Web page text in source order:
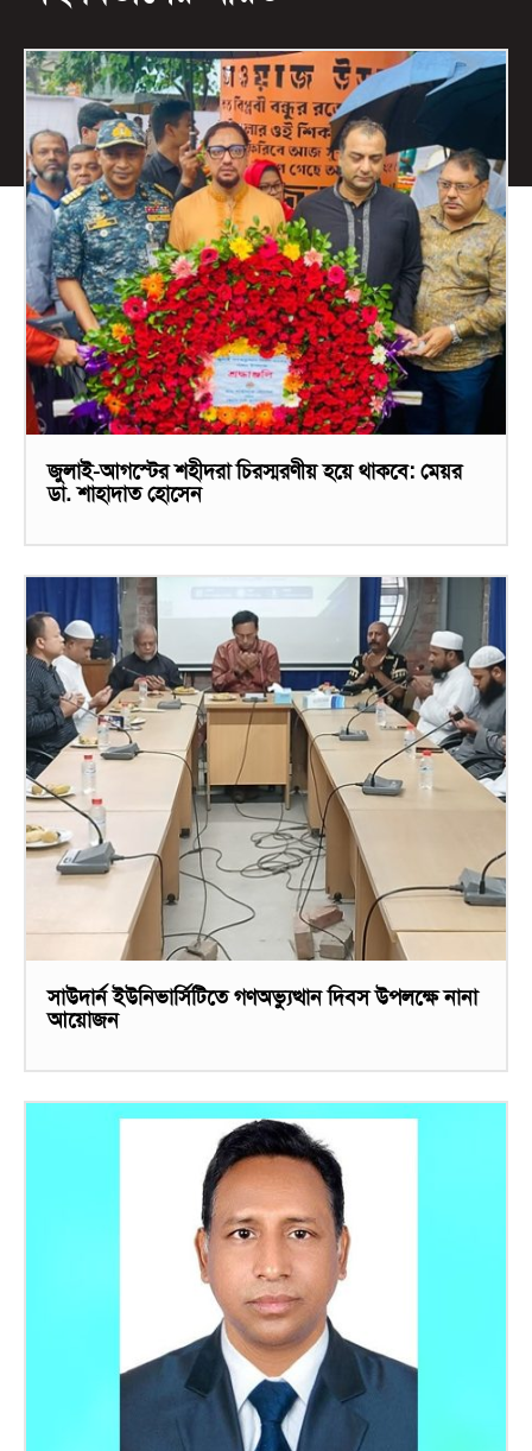
জুলাই-আগস্টের শহীদরা চিরস্মরণীয় হয়ে থাকবে: মেয়র
ডা. শাহাদাত হোসেন
সাউদার্ন ইউনিভার্সিটিতে গণঅভ্যুত্থান দিবস উপলক্ষে নানা
আয়োজন